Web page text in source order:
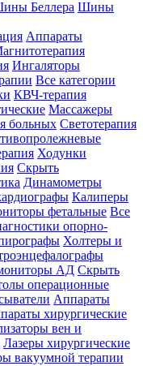
Беллера Шины
Аппараты
Ингаляторы
Все категории
КВЧ-терапия
Массажеры
больных Светотерапия
Ходунки
Скрыть
Динамометры
Калиперы
фетальные Все
опорно-
Холтеры и
АД Скрыть
операционные
Аппараты
хирургические
вен и
Лазеры хирургические
вакуумной терапии